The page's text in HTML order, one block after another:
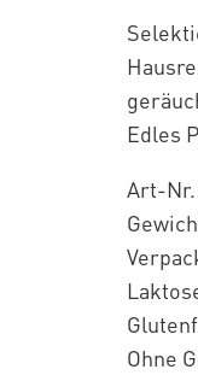
Edles
Art-
Ohne